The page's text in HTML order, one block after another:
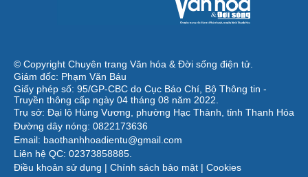
© Copyright Chuyên trang Văn hóa & Đời sống điện tử.
Giám đốc: Phạm Văn Báu
Giấy phép số: 95/GP-CBC do Cục Báo Chí, Bộ Thông tin -
Truyền thông cấp ngày 04 tháng 08 năm 2022.
Trụ sở: Đại lộ Hùng Vương, phường Hạc Thành, tỉnh Thanh Hóa
Đường dây nóng: 0822173636
Email: baothanhhoadientu@gmail.com
Liên hệ QC: 02373858885.
Điều khoản sử dụng | Chính sách bảo mật | Cookies